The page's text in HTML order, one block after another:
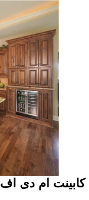
کابینت ام دی اف